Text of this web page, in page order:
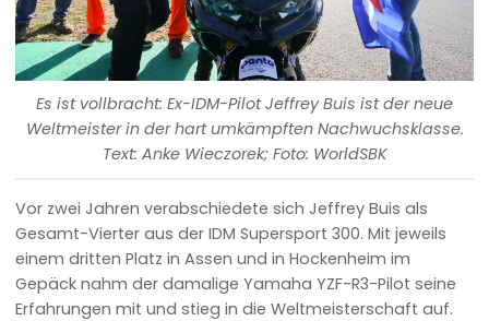
Es ist vollbracht: Ex-IDM-Pilot Jeffrey Buis ist der neue
Weltmeister in der hart umkämpften Nachwuchsklasse.
Text: Anke Wieczorek; Foto: WorldSBK
Vor zwei Jahren verabschiedete sich Jeffrey Buis als
Gesamt-Vierter aus der IDM Supersport 300. Mit jeweils
einem dritten Platz in Assen und in Hockenheim im
Gepäck nahm der damalige Yamaha YZF-R3-Pilot seine
Erfahrungen mit und stieg in die Weltmeisterschaft auf.